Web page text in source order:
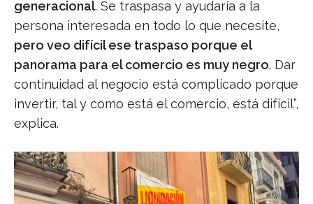
generacional. Se traspasa y ayudaría a la
persona interesada en todo lo que necesite,
pero veo difícil ese traspaso porque el
panorama para el comercio es muy negro. Dar
continuidad al negocio está complicado porque
invertir, tal y como está el comercio, está difícil”,
explica.